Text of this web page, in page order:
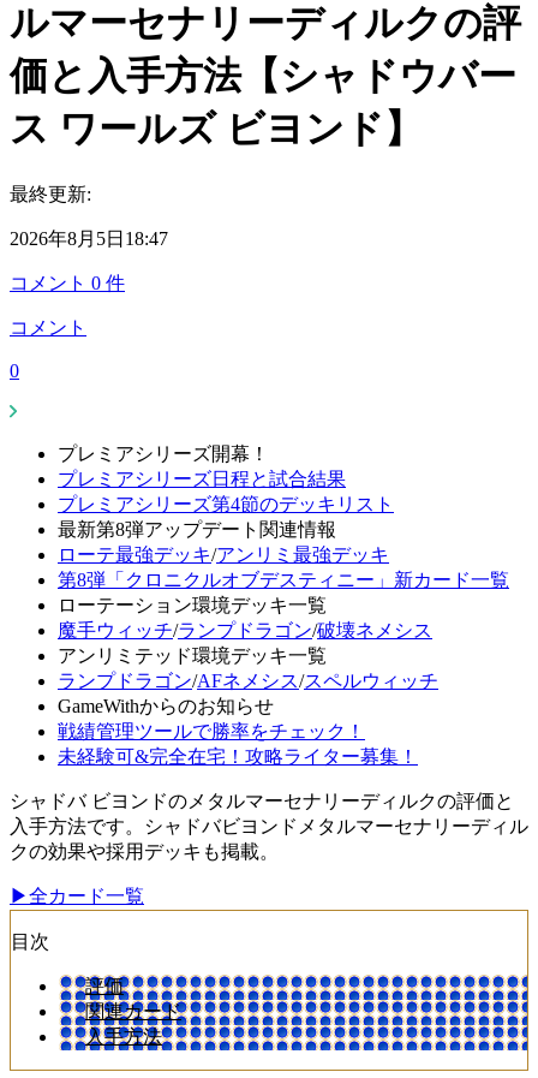
ルマーセナリーディルクの評
価と入手方法【シャドウバー
ス ワールズ ビヨンド】
最終更新:
2026年8月5日18:47
コメント 0 件
コメント
0
プレミアシリーズ開幕！
プレミアシリーズ日程と試合結果
プレミアシリーズ第4節のデッキリスト
最新第8弾アップデート関連情報
ローテ最強デッキ/アンリミ最強デッキ
第8弾「クロニクルオブデスティニー」新カード一覧
ローテーション環境デッキ一覧
魔手ウィッチ/ランプドラゴン/破壊ネメシス
アンリミテッド環境デッキ一覧
ランプドラゴン/AFネメシス/スペルウィッチ
GameWithからのお知らせ
戦績管理ツールで勝率をチェック！
未経験可&完全在宅！攻略ライター募集！
シャドバ ビヨンドのメタルマーセナリーディルクの評価と
入手方法です。シャドバビヨンドメタルマーセナリーディル
クの効果や採用デッキも掲載。
▶全カード一覧
目次
評価
関連カード
入手方法